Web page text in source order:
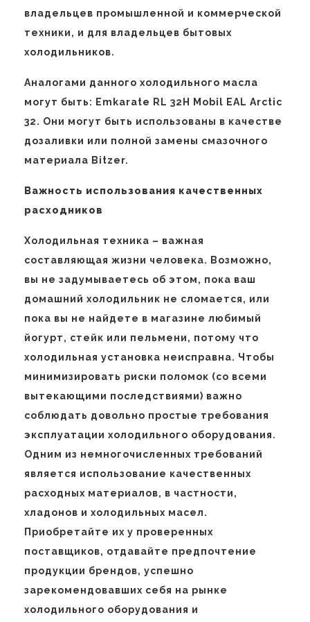
владельцев промышленной и коммерческой
техники, и для владельцев бытовых
холодильников.
Аналогами данного холодильного масла
могут быть: Emkarate RL 32H Mobil EAL Arctic
32. Они могут быть использованы в качестве
дозаливки или полной замены смазочного
материала Bitzer.
Важность использования качественных
расходников
Холодильная техника – важная
составляющая жизни человека. Возможно,
вы не задумываетесь об этом, пока ваш
домашний холодильник не сломается, или
пока вы не найдете в магазине любимый
йогурт, стейк или пельмени, потому что
холодильная установка неисправна. Чтобы
минимизировать риски поломок (со всеми
вытекающими последствиями) важно
соблюдать довольно простые требования
эксплуатации холодильного оборудования.
Одним из немногочисленных требований
является использование качественных
расходных материалов, в частности,
хладонов и холодильных масел.
Приобретайте их у проверенных
поставщиков, отдавайте предпочтение
продукции брендов, успешно
зарекомендовавших себя на рынке
холодильного оборудования и